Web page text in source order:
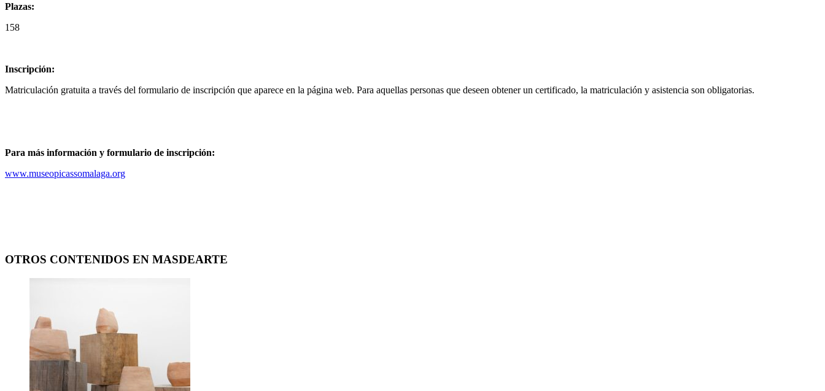
Plazas:
158
Inscripción:
Matriculación gratuita a través del formulario de inscripción que aparece en la página web. Para aquellas personas que deseen obtener un certificado, la matriculación y asistencia son obligatorias.
Para más información y formulario de inscripción:
www.museopicassomalaga.org
OTROS CONTENIDOS EN MASDEARTE